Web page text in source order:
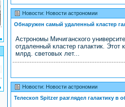
Новости: Новости астрономии
Обнаружен самый удаленный кластер
Астрономы Мичиганского
отдаленный кластер галактик. Этот
млрд. световых лет...
Новости: Новости астрономии
Телескоп Spitzer разглядел галактику в